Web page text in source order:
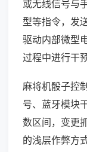
或无线信号与
型等指令，发
驱动内部微型
过程中进行干
麻将机骰子控
号、蓝牙模块
数区间，变更
的浅层作弊方式